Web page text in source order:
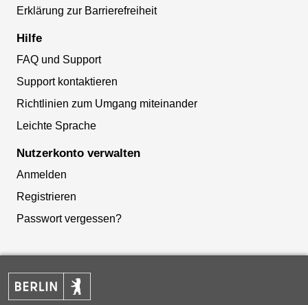
Erklärung zur Barrierefreiheit
Hilfe
FAQ und Support
Support kontaktieren
Richtlinien zum Umgang miteinander
Leichte Sprache
Nutzerkonto verwalten
Anmelden
Registrieren
Passwort vergessen?